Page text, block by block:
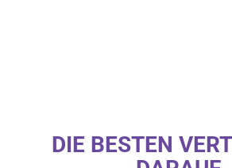
DIE BESTEN